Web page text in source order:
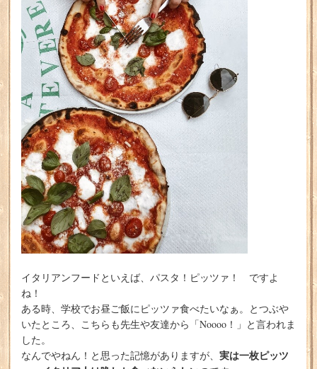
イタリアンフードといえば、パスタ！ピッツァ！ ですよ
ね！
ある時、学校でお昼ご飯にピッツァ食べたいなぁ。とつぶや
いたところ、こちらも先生や友達から「Noooo！」と言われま
した。
なんでやねん！と思った記憶がありますが、 実は一枚ピッツ